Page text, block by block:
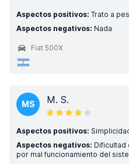
Aspectos positivos: Trato a
Aspectos negativos: Nada
Fiat 500X
MS M. S.
Aspectos positivos:
Aspectos negativos: Dificultad
por mal funcionamiento del